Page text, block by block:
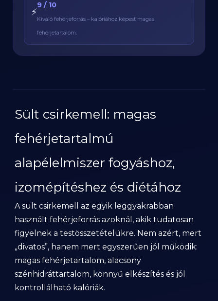
⚡
9 / 10
Kiváló fehérjeforrás – kalóriához képest magas
fehérjetartalom.
Sült csirkemell: magas
fehérjetartalmú
alapélelmiszer fogyáshoz,
izomépítéshez és diétához
A sült csirkemell az egyik leggyakrabban
használt fehérjeforrás azoknál, akik tudatosan
figyelnek a testösszetételükre. Nem azért, mert
„divatos”, hanem mert egyszerűen jól működik:
magas fehérjetartalom, alacsony
szénhidráttartalom, könnyű elkészítés és jól
kontrollálható kalóriák.